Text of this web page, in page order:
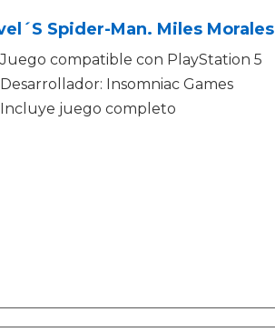
Spider-Man. Miles Morales
Juego compatible con PlayStation 5
Desarrollador: Insomniac Games
Incluye juego completo